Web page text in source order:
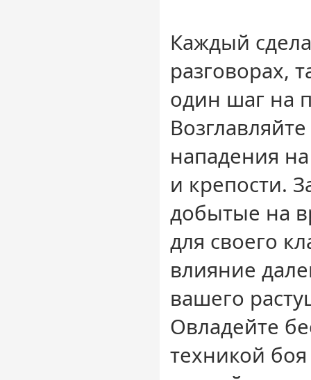
Каждый
разговорах,
один шаг на
нападения
и крепости.
добытые на
для своего
влияние
вашего
Овладейте
техникой